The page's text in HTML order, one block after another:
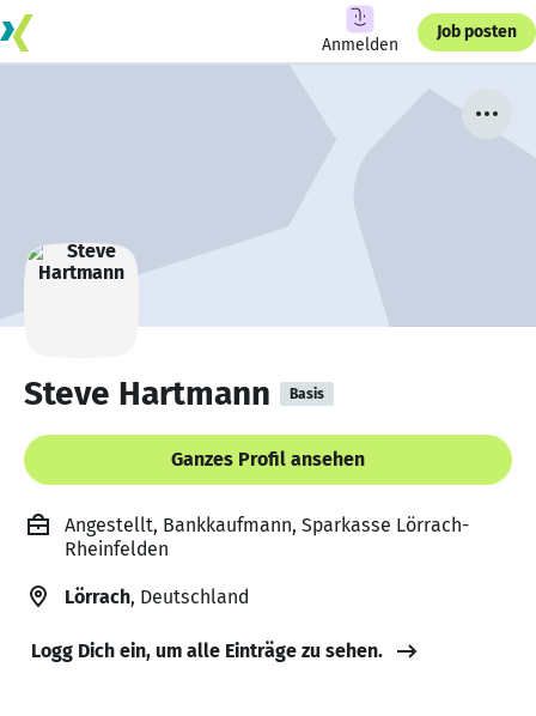
Anmelden
Job posten
Steve Hartmann Basis
Ganzes Profil ansehen
Angestellt, Bankkaufmann, Sparkasse Lörrach-
Rheinfelden
Lörrach, Deutschland
Logg Dich ein, um alle Einträge zu sehen.